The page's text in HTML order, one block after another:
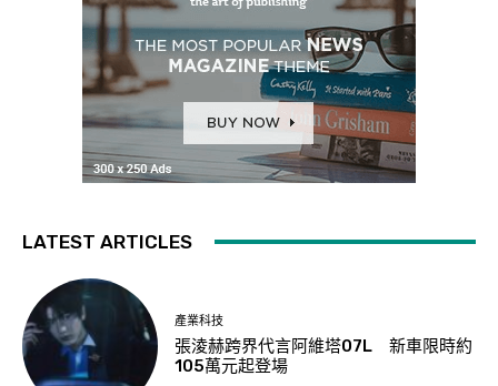
LATEST ARTICLES
產業科技
張淩赫跨界代言阿維塔07L 新車限時約
105萬元起登場